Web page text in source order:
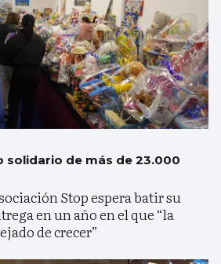
solidario de más de 23.000
Stop espera batir su
en un año en el que “la
de crecer”